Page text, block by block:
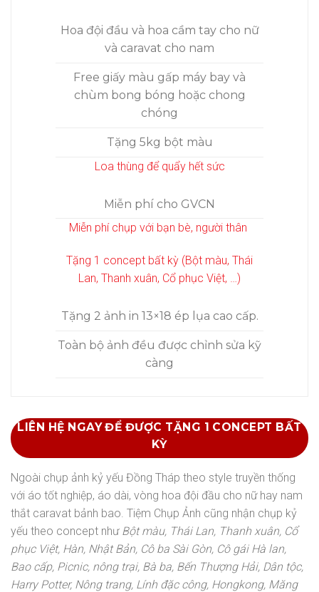
Hoa đội đầu và hoa cầm tay cho nữ
và caravat cho nam
Free giấy màu gấp máy bay và
chùm bong bóng hoặc chong
chóng
Tặng 5kg bột màu
Loa thùng để quẩy hết sức
Miễn phí cho GVCN
Miễn phí chụp với bạn bè, người thân
Tặng 1 concept bất kỳ (Bột màu, Thái
Lan, Thanh xuân, Cổ phục Việt, …)
Tặng 2 ảnh in 13×18 ép lụa cao cấp.
Toàn bộ ảnh đều được chỉnh sửa kỹ
càng
LIÊN HỆ NGAY ĐỂ ĐƯỢC TẶNG 1 CONCEPT BẤT
KỲ
Ngoài chụp ảnh kỷ yếu Đồng Tháp theo style truyền thống
với áo tốt nghiệp, áo dài, vòng hoa đội đầu cho nữ hay nam
thắt caravat bảnh bao. Tiệm Chụp Ảnh cũng nhận chụp kỷ
yếu theo concept như Bột màu, Thái Lan, Thanh xuân, Cổ
phục Việt, Hàn, Nhật Bản, Cô ba Sài Gòn, Cô gái Hà lan,
Bao cấp, Picnic, nông trại, Bà ba, Bến Thượng Hải, Dân tộc,
Harry Potter, Nông trang, Lính đặc công, Hongkong, Măng